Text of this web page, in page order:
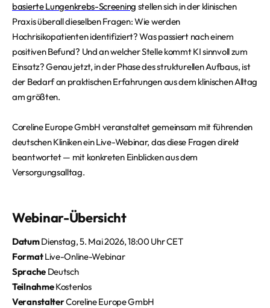
basierte Lungenkrebs-Screening stellen sich in der klinischen
Praxis überall dieselben Fragen: Wie werden
Hochrisikopatienten identifiziert? Was passiert nach einem
positiven Befund? Und an welcher Stelle kommt KI sinnvoll zum
Einsatz? Genau jetzt, in der Phase des strukturellen Aufbaus, ist
der Bedarf an praktischen Erfahrungen aus dem klinischen Alltag
am größten.
Coreline Europe GmbH veranstaltet gemeinsam mit führenden
deutschen Kliniken ein Live-Webinar, das diese Fragen direkt
beantwortet — mit konkreten Einblicken aus dem
Versorgungsalltag.
Webinar-Übersicht
DatumDienstag, 5. Mai 2026, 18:00 Uhr CET
FormatLive-Online-Webinar
SpracheDeutsch
TeilnahmeKostenlos
VeranstalterCoreline Europe GmbH